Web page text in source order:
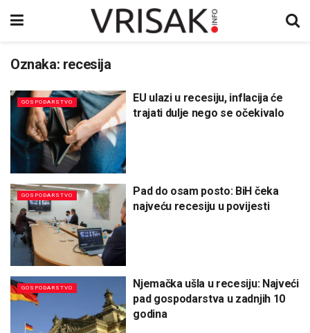
Oznaka: recesija
GOSPODARSTVO
EU ulazi u recesiju, inflacija će
trajati dulje nego se očekivalo
GOSPODARSTVO
Pad do osam posto: BiH čeka
najveću recesiju u povijesti
GOSPODARSTVO
Njemačka ušla u recesiju: Najveći
pad gospodarstva u zadnjih 10
godina